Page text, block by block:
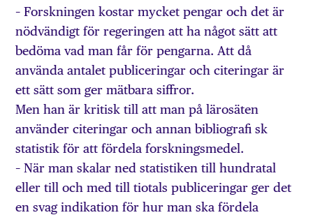
– Forskningen kostar mycket pengar och det är
nödvändigt för regeringen att ha något sätt att
bedöma vad man får för pengarna. Att då
använda antalet publiceringar och citeringar är
ett sätt som ger mätbara siffror.
Men han är kritisk till att man på lärosäten
använder citeringar och annan bibliografi sk
statistik för att fördela forskningsmedel.
– När man skalar ned statistiken till hundratal
eller till och med till tiotals publiceringar ger det
en svag indikation för hur man ska fördela